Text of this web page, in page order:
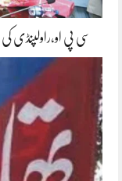
سی پی او،راولپنڈی